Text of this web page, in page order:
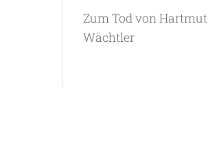
Zum Tod von Hartmut
Wächtler